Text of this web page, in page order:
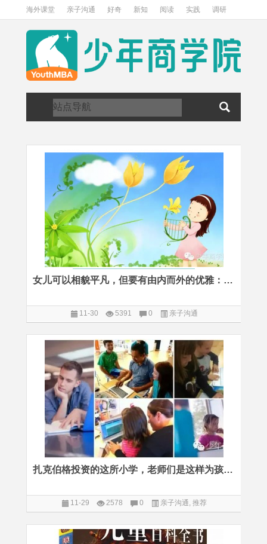
海外课堂 亲子沟通 好奇 新知 阅读 实践 调研
访谈 关于我们
女儿可以相貌平凡，但要有由内而外的优雅：一个日本妈妈的坚持
11-30 5391 0 亲子沟通
扎克伯格投资的这所小学，老师们是这样为孩子选APP的
11-29 2578 0 亲子沟通, 推荐